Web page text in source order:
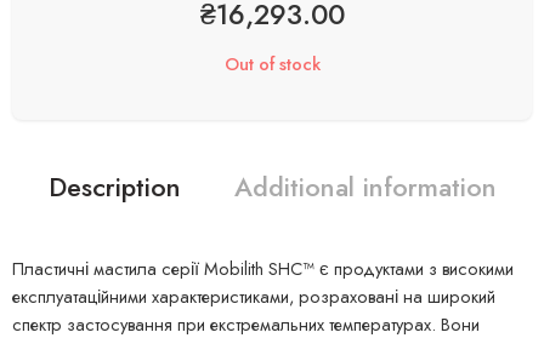
₴16,293.00
Out of stock
Description Additional information
Пластичні мастила серії Mobilith SHC™ є продуктами з високими
експлуатаційними характеристиками, розраховані на широкий
спектр застосування при екстремальних температурах. Вони